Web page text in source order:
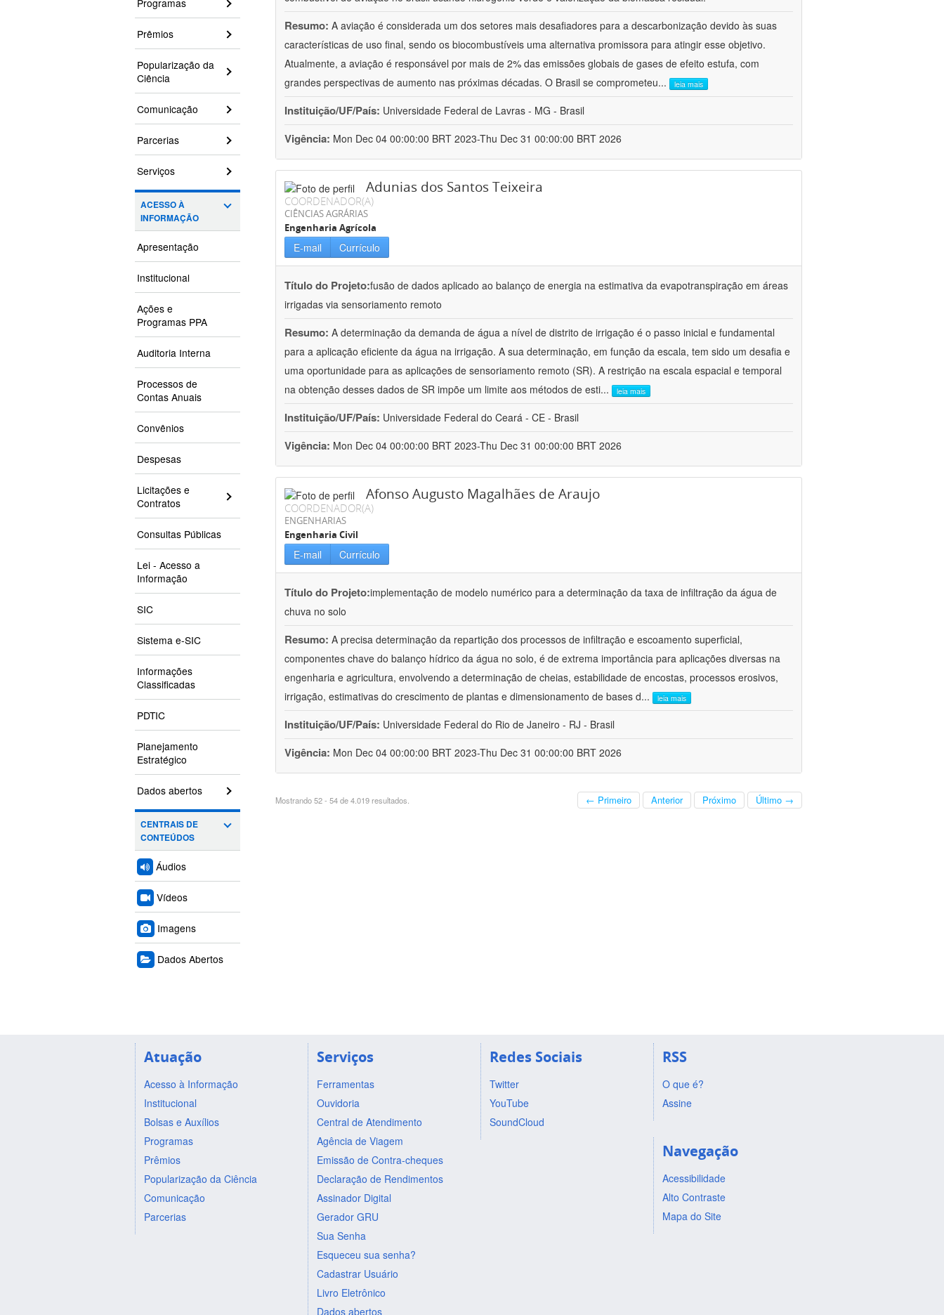
Programas
Prêmios
Popularização da
Ciência
Comunicação
Parcerias
Serviços
ACESSO À
INFORMAÇÃO
Apresentação
Institucional
Ações e
Programas PPA
Auditoria Interna
Processos de
Contas Anuais
Convênios
Despesas
Licitações e
Contratos
Consultas Públicas
Lei - Acesso a
Informação
SIC
Sistema e-SIC
Informações
Classificadas
PDTIC
Planejamento
Estratégico
Dados abertos
CENTRAIS DE
CONTEÚDOS
Áudios
Vídeos
Imagens
Dados Abertos
Resumo: A aviação é considerada um dos setores mais desafiadores para a descarbonização devido às suas
características de uso final, sendo os biocombustíveis uma alternativa promissora para atingir esse objetivo.
Atualmente, a aviação é responsável por mais de 2% das emissões globais de gases de efeito estufa, com
grandes perspectivas de aumento nas próximas décadas. O Brasil se comprometeu... leia mais
Instituição/UF/País: Universidade Federal de Lavras - MG - Brasil
Vigência: Mon Dec 04 00:00:00 BRT 2023-Thu Dec 31 00:00:00 BRT 2026
Adunias dos Santos Teixeira
COORDENADOR(A)
CIÊNCIAS AGRÁRIAS
Engenharia Agrícola
E-mail Currículo
Título do Projeto:fusão de dados aplicado ao balanço de energia na estimativa da evapotranspiração em áreas
irrigadas via sensoriamento remoto
Resumo: A determinação da demanda de água a nível de distrito de irrigação é o passo inicial e fundamental
para a aplicação eficiente da água na irrigação. A sua determinação, em função da escala, tem sido um desafia e
uma oportunidade para as aplicações de sensoriamento remoto (SR). A restrição na escala espacial e temporal
na obtenção desses dados de SR impõe um limite aos métodos de esti... leia mais
Instituição/UF/País: Universidade Federal do Ceará - CE - Brasil
Vigência: Mon Dec 04 00:00:00 BRT 2023-Thu Dec 31 00:00:00 BRT 2026
Afonso Augusto Magalhães de Araujo
COORDENADOR(A)
ENGENHARIAS
Engenharia Civil
E-mail Currículo
Título do Projeto:implementação de modelo numérico para a determinação da taxa de infiltração da água de
chuva no solo
Resumo: A precisa determinação da repartição dos processos de infiltração e escoamento superficial,
componentes chave do balanço hídrico da água no solo, é de extrema importância para aplicações diversas na
engenharia e agricultura, envolvendo a determinação de cheias, estabilidade de encostas, processos erosivos,
irrigação, estimativas do crescimento de plantas e dimensionamento de bases d... leia mais
Instituição/UF/País: Universidade Federal do Rio de Janeiro - RJ - Brasil
Vigência: Mon Dec 04 00:00:00 BRT 2023-Thu Dec 31 00:00:00 BRT 2026
Mostrando 52 - 54 de 4.019 resultados. ← Primeiro Anterior Próximo Último →
Atuação
Acesso à Informação
Institucional
Bolsas e Auxílios
Programas
Prêmios
Popularização da Ciência
Comunicação
Parcerias
Serviços
Ferramentas
Ouvidoria
Central de Atendimento
Agência de Viagem
Emissão de Contra-cheques
Declaração de Rendimentos
Assinador Digital
Gerador GRU
Sua Senha
Esqueceu sua senha?
Cadastrar Usuário
Livro Eletrônico
Dados abertos
Redes Sociais
Twitter
YouTube
SoundCloud
RSS
O que é?
Assine
Navegação
Acessibilidade
Alto Contraste
Mapa do Site